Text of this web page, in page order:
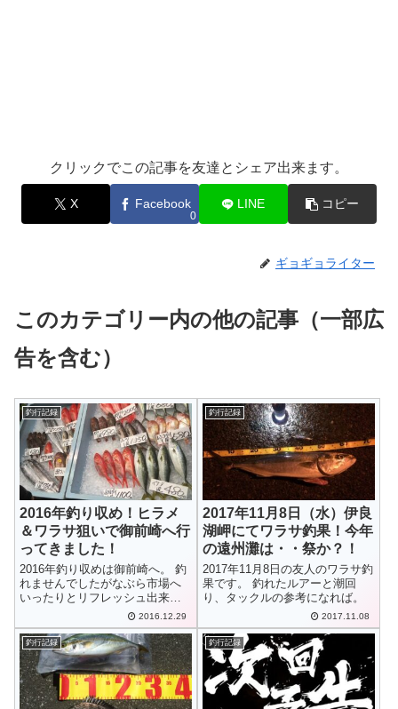
クリックでこの記事を友達とシェア出来ます。
X Facebook
0
LINE コピー
ギョギョライター
このカテゴリー内の他の記事（一部広
告を含む）
釣行記録
2016年釣り収め！ヒラメ
＆ワラサ狙いで御前崎へ行
ってきました！
2016年釣り収めは御前崎へ。 釣
れませんでしたがなぶら市場へ
いったりとリフレッシュ出来ま
2016.12.29
釣行記録
2017年11月8日（水）伊良
湖岬にてワラサ釣果！今年
の遠州灘は・・祭か？！
2017年11月8日の友人のワラサ釣
果です。 釣れたルアーと潮回
り、タックルの参考になれば。
2017.11.08
釣行記録 釣行記録